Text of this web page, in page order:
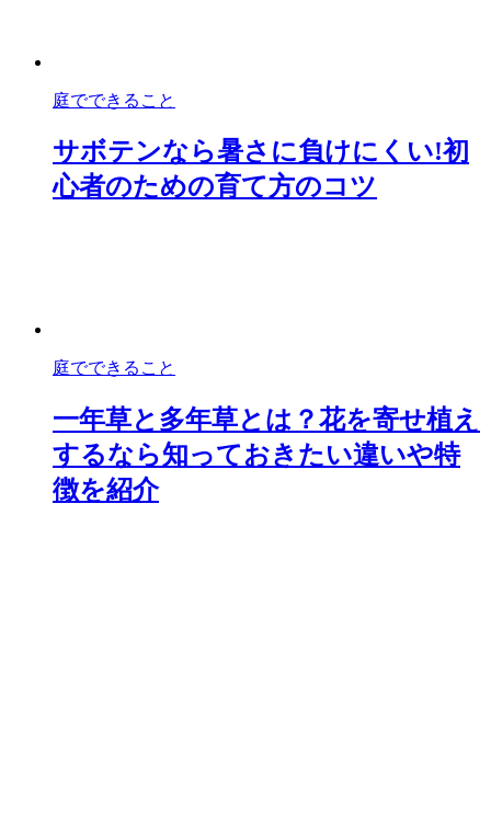
庭でできること
サボテンなら暑さに負けにくい!初
心者のための育て方のコツ
庭でできること
一年草と多年草とは？花を寄せ植え
するなら知っておきたい違いや特
徴を紹介